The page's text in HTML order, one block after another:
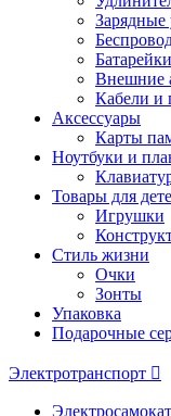
Зарядные
Внешние
Кабели и
Аксессуары
Карты
Ноутбуки и
Товары для
Игрушки
Стиль жизни
Очки
Зонты
Упаковка
Подарочные
Электротранспорт